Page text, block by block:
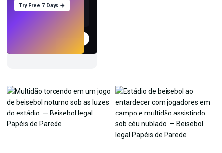
Experimentar
Try Free 7 Days →